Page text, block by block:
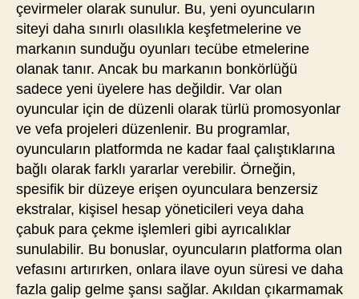
çevirmeler olarak sunulur. Bu, yeni oyuncuların
siteyi daha sınırlı olasılıkla keşfetmelerine ve
markanın sunduğu oyunları tecübe etmelerine
olanak tanır. Ancak bu markanın bonkörlüğü
sadece yeni üyelere has değildir. Var olan
oyuncular için de düzenli olarak türlü promosyonlar
ve vefa projeleri düzenlenir. Bu programlar,
oyuncuların platformda ne kadar faal çalıştıklarına
bağlı olarak farklı yararlar verebilir. Örneğin,
spesifik bir düzeye erişen oyunculara benzersiz
ekstralar, kişisel hesap yöneticileri veya daha
çabuk para çekme işlemleri gibi ayrıcalıklar
sunulabilir. Bu bonuslar, oyuncuların platforma olan
vefasını artırırken, onlara ilave oyun süresi ve daha
fazla galip gelme şansı sağlar. Akıldan çıkarmamak